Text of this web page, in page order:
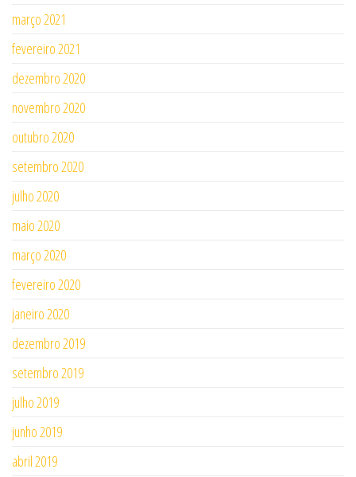
março 2021
fevereiro 2021
dezembro 2020
novembro 2020
outubro 2020
setembro 2020
julho 2020
maio 2020
março 2020
fevereiro 2020
janeiro 2020
dezembro 2019
setembro 2019
julho 2019
junho 2019
abril 2019